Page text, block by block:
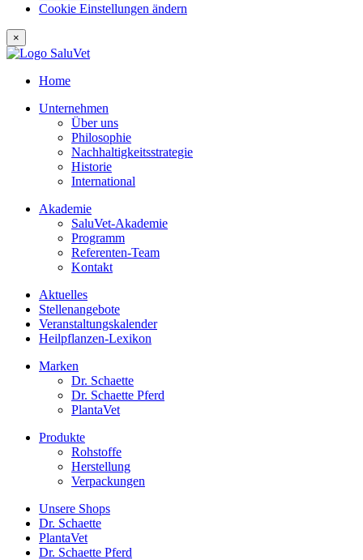
Cookie Einstellungen ändern
×
Home
Unternehmen
Über uns
Philosophie
Nachhaltigkeitsstrategie
Historie
International
Akademie
SaluVet-Akademie
Programm
Referenten-Team
Kontakt
Aktuelles
Stellenangebote
Veranstaltungskalender
Heilpflanzen-Lexikon
Marken
Dr. Schaette
Dr. Schaette Pferd
PlantaVet
Produkte
Rohstoffe
Herstellung
Verpackungen
Unsere Shops
Dr. Schaette
PlantaVet
Dr. Schaette Pferd